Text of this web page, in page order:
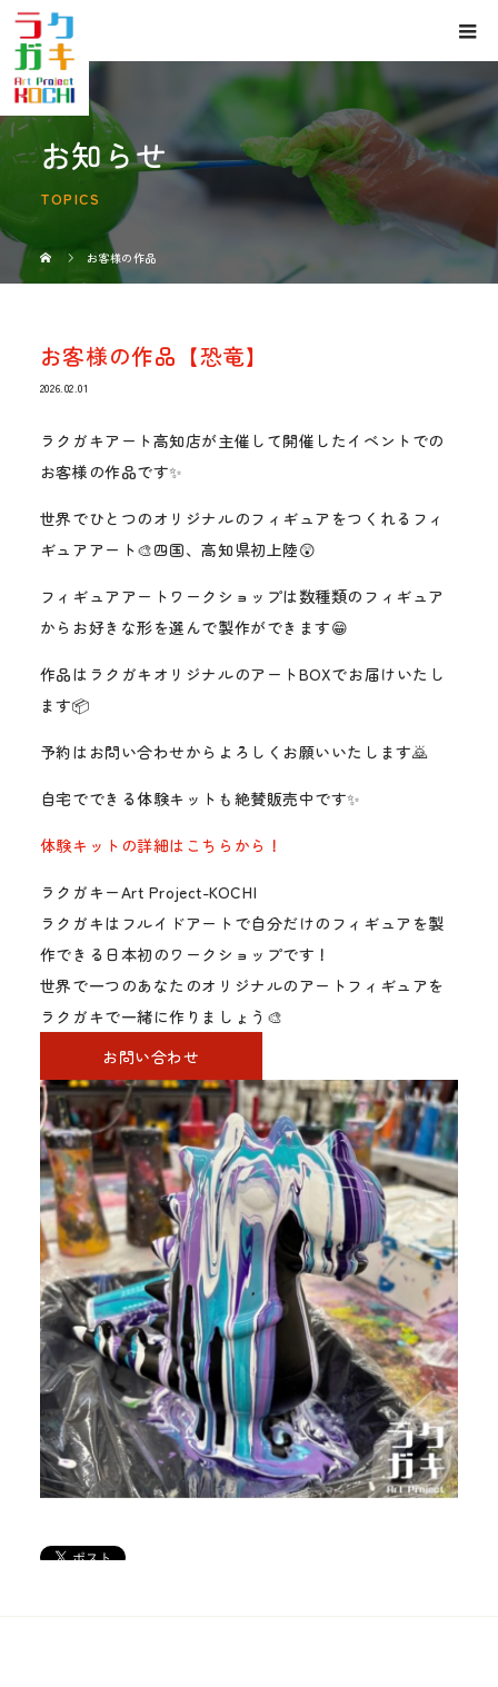
お知らせ
TOPICS
お客様の作品
お客様の作品【恐竜】
2026.02.01
ラクガキアート高知店が主催して開催したイベントでの
お客様の作品です✨
世界でひとつのオリジナルのフィギュアをつくれるフィ
ギュアアート🎨四国、高知県初上陸😲
フィギュアアートワークショップは数種類のフィギュア
からお好きな形を選んで製作ができます😁
作品はラクガキオリジナルのアートBOXでお届けいたし
ます📦
予約はお問い合わせからよろしくお願いいたします🙇
自宅でできる体験キットも絶賛販売中です✨
体験キットの詳細はこちらから！
ラクガキーArt Project-KOCHI
ラクガキはフルイドアートで自分だけのフィギュアを製
作できる日本初のワークショップです！
世界で一つのあなたのオリジナルのアートフィギュアを
ラクガキで一緒に作りましょう🎨
お問い合わせ